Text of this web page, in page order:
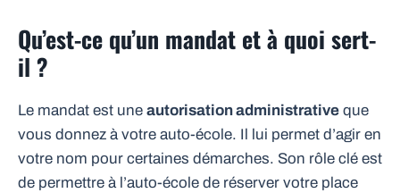
Qu’est-ce qu’un mandat et à quoi sert-
il ?
Le mandat est une autorisation administrative que
vous donnez à votre auto-école. Il lui permet d’agir en
votre nom pour certaines démarches. Son rôle clé est
de permettre à l’auto-école de réserver votre place